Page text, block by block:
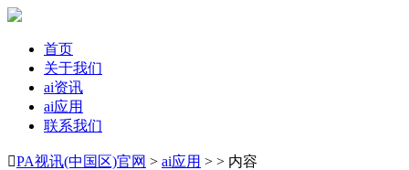
首页
关于我们
ai资讯
ai应用
联系我们
PA视讯(中国区)官网 > ai应用 > > 内容